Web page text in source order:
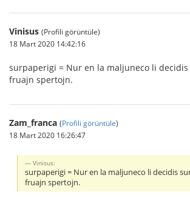
Vinisus (Profili görüntüle)
18 Mart 2020 14:42:16
surpaperigi = Nur en la maljuneco li
fruajn spertojn.
Zam_franca (Profili görüntüle)
18 Mart 2020 16:26:47
Vinisus:
surpaperigi = Nur en la maljuneco li decidis
fruajn spertojn.